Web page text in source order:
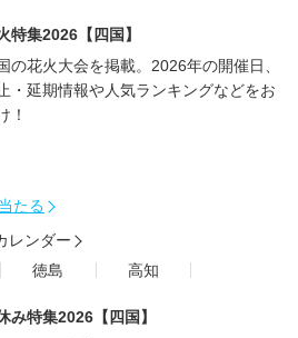
特集2026【四国】
の花火大会を掲載。2026年の開催日、
・延期情報や人気ランキングなどをお
！
たる
レンダー
徳島 高知
み特集2026【四国】